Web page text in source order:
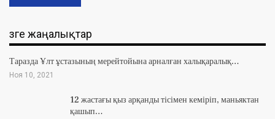
Өзге жаңалықтар
Таразда Ұлт ұстазының мерейтойына арналған халықаралық…
Ноя 10, 2021
12 жастағы қыз арқанды тісімен кеміріп, маньяктан
қашып…